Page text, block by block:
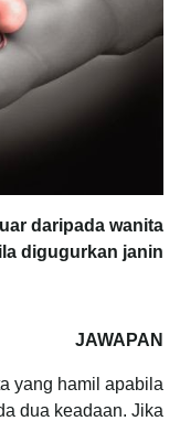
daripada wanita
digugurkan janin?
JAWAPAN
yang hamil apabila
dua keadaan. Jika